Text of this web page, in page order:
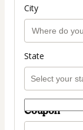
City
State
Coupon